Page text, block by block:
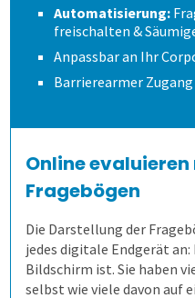
Wer erfährt was,
Auswertungen
Ergebnisse
Auswertungen je
Wie finden wir die
Gezielt führen
Modulare
Zeitsteuerung
Lehrende helfen
Wem kann es helfen?
Wie kommen die
Automatisierung:
freischalten &
Anpassbar an Ihr
Barrierearmer Zugang
Online
Fragebögen
Die Darstellung der
jedes digitale Endgerät
Bildschirm ist. Sie haben
selbst wie viele davon auf